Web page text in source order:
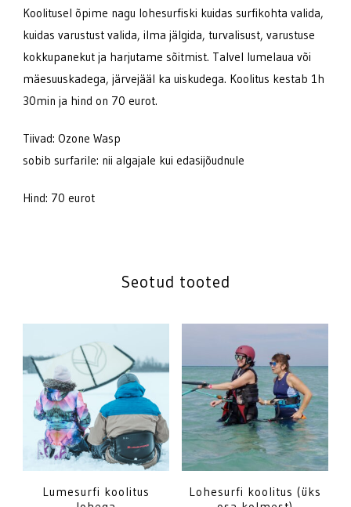
Koolitusel õpime nagu lohesurfiski kuidas surfikohta valida,
kuidas varustust valida, ilma jälgida, turvalisust, varustuse
kokkupanekut ja harjutame sõitmist. Talvel lumelaua või
mäesuuskadega, järvejääl ka uiskudega. Koolitus kestab 1h
30min ja hind on 70 eurot.
Tiivad: Ozone Wasp
sobib surfarile: nii algajale kui edasijõudnule
Hind: 70 eurot
Seotud tooted
Lumesurfi koolitus
Lohesurfi koolitus (üks